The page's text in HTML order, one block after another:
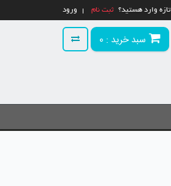
تازه وارد هستید؟ ثبت نام ورود
سبد خرید : 0